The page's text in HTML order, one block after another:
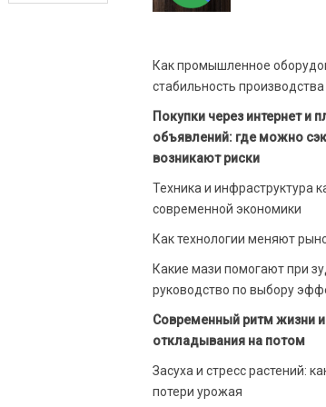
Как промышленное
стабильность производства
Покупки через интернет и
объявлений: где можно
возникают риски
Техника и инфраструктура
современной экономики
Как технологии меняют
Какие мази помогают при
руководство по выбору
Современный ритм жизни и
откладывания на потом
Засуха и стресс растений:
потери урожая